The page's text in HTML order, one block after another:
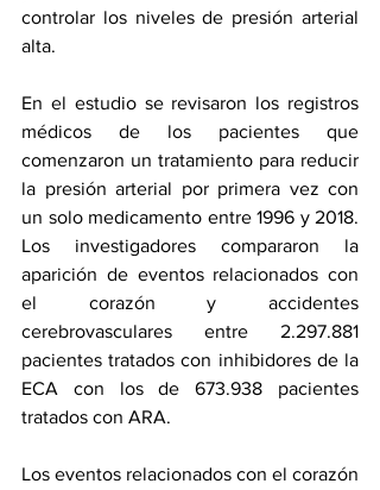
controlar los niveles de presión arterial
alta.
En el estudio se revisaron los registros
médicos de los pacientes que
comenzaron un tratamiento para reducir
la presión arterial por primera vez con
un solo medicamento entre 1996 y 2018.
Los investigadores compararon la
aparición de eventos relacionados con
el corazón y accidentes
cerebrovasculares entre 2.297.881
pacientes tratados con inhibidores de la
ECA con los de 673.938 pacientes
tratados con ARA.
Los eventos relacionados con el corazón